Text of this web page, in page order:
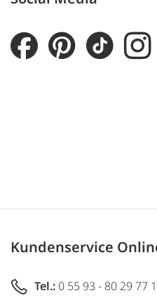
Kundenservice
Tel.: 0 55 93 - 80 29 77